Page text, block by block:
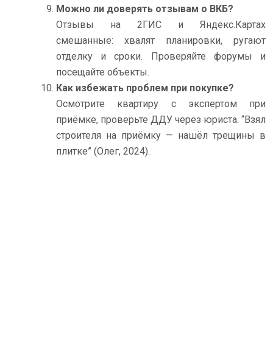
Можно ли доверять отзывам о ВКБ?
Отзывы на 2ГИС и Яндекс.Картах
смешанные: хвалят планировки, ругают
отделку и сроки. Проверяйте форумы и
посещайте объекты.
Как избежать проблем при покупке?
Осмотрите квартиру с экспертом при
приёмке, проверьте ДДУ через юриста. “Взял
строителя на приёмку — нашёл трещины в
плитке” (Олег, 2024).